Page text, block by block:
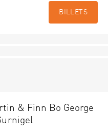
BILLETS
& Finn Bo George